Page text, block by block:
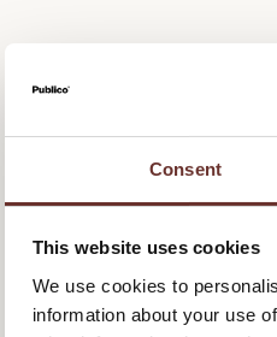
Consent
This website uses cookies
We use cookies to
information about your use
fra
Hvis du